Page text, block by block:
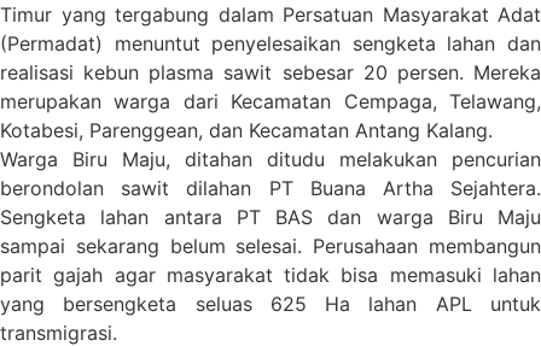
Timur yang tergabung dalam Persatuan Masyarakat Adat
(Permadat) menuntut penyelesaikan sengketa lahan dan
realisasi kebun plasma sawit sebesar 20 persen. Mereka
merupakan warga dari Kecamatan Cempaga, Telawang,
Kotabesi, Parenggean, dan Kecamatan Antang Kalang.
Warga Biru Maju, ditahan ditudu melakukan pencurian
berondolan sawit dilahan PT Buana Artha Sejahtera.
Sengketa lahan antara PT BAS dan warga Biru Maju
sampai sekarang belum selesai. Perusahaan membangun
parit gajah agar masyarakat tidak bisa memasuki lahan
yang bersengketa seluas 625 Ha lahan APL untuk
transmigrasi.